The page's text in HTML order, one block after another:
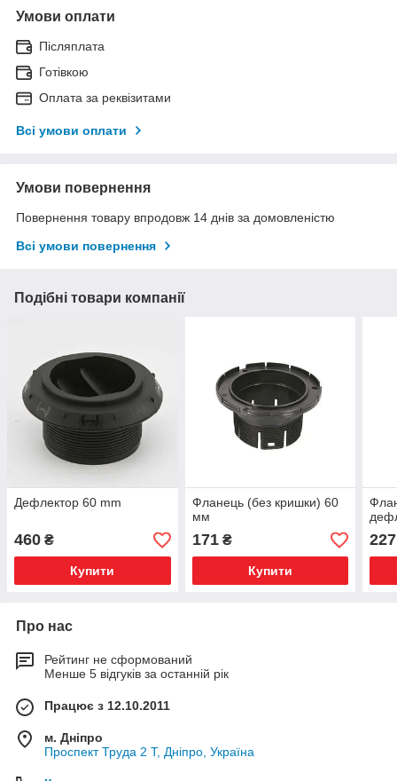
Умови оплати
Післяплата
Готівкою
Оплата за реквізитами
Всі умови оплати
Умови повернення
Повернення товару впродовж 14 днів за домовленістю
Всі умови повернення
Подібні товари компанії
Дефлектор 60 mm
460 ₴
Купити
Фланець (без кришки) 60
мм
171₴
Купити
227
Про нас
Рейтинг не сформований
Менше 5 відгуків за останній рік
Працює з 12.10.2011
м. Дніпро
Проспект Труда 2 Т, Дніпро, Україна